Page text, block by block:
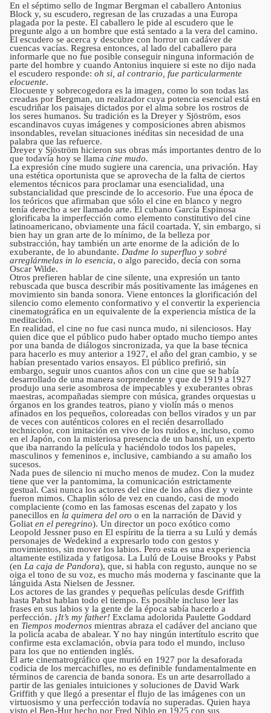
En el séptimo sello de Ingmar Bergman el caballero Antonius
Block y, su escudero, regresan de las cruzadas a una Europa
plagada por la peste. El caballero le pide al escudero que le
pregunte algo a un hombre que está sentado a la vera del camino.
El escudero se acerca y descubre con horror un cadáver de
cuencas vacías. Regresa entonces, al lado del caballero para
informarle que no fue posible conseguir ninguna información de
parte del hombre y cuando Antonius inquiere si este no dijo nada
el escudero responde: oh si, al contrario, fue particularmente
elocuente.
Elocuente y sobrecogedora es la imagen, como lo son todas las
creadas por Bergman, un realizador cuya potencia esencial está en
escudriñar los paisajes dictados por el alma sobre los rostros de
los seres humanos. Su tradición es la Dreyer y Sjöström, esos
escandinavos cuyas imágenes y composiciones abren abismos
insondables, revelan situaciones inéditas sin necesidad de una
palabra que las refuerce.
Dreyer y Sjöström hicieron sus obras más importantes dentro de lo
que todavía hoy se llama cine mudo.
La expresión cine mudo sugiere una carencia, una privación. Hay
una estética oportunista que se aprovecha de la falta de ciertos
elementos técnicos para proclamar una esencialidad, una
substancialidad que prescinde de lo accesorio. Fue una época de
los teóricos que afirmaban que sólo el cine en blanco y negro
tenía derecho a ser llamado arte. El cubano García Espinosa
glorificaba la imperfección como elemento constitutivo del cine
latinoamericano, obviamente una fácil coartada. Y, sin embargo, si
bien hay un gran arte de lo mínimo, de la belleza por
substracción, hay también un arte enorme de la adición de lo
exuberante, de lo abundante. Dadme lo superfluo y sobré
arreglármelas in lo esencia, o algo parecido, decía con sorna
Oscar Wilde.
Otros prefieren hablar de cine silente, una expresión un tanto
rebuscada que busca describir más positivamente las imágenes en
movimiento sin banda sonora. Viene entonces la glorificación del
silencio como elemento conformativo y el convertir la experiencia
cinematográfica en un equivalente de la experiencia mística de la
meditación.
En realidad, el cine no fue casi nunca mudo, ni silenciosos. Hay
quien dice que el público pudo haber optado mucho tiempo antes
por una banda de diálogos sincronizada, ya que la base técnica
para hacerlo es muy anterior a 1927, el año del gran cambio, y se
habían presentado varios ensayos. El público prefirió, sin
embargo, seguir unos cuantos años con un cine que se había
desarrollado de una manera sorprendente y que de 1919 a 1927
produjo una serie asombrosa de impecables y exuberantes obras
maestras, acompañadas siempre con música, grandes orquestas u
órganos en los grandes teatros, piano y violín más o menos
afinados en los pequeños, coloreadas con bellos virados y un par
de veces con auténticos colores en el recién desarrollado
technicolor, con imitación en vivo de los ruidos e, incluso, como
en el Japón, con la misteriosa presencia de un banshí, un experto
que iba narrando la película y haciéndolo todos los papeles,
masculinos y femeninos e, inclusive, cambiando a su amaño los
sucesos.
Nada pues de silencio ni mucho menos de mudez. Con la mudez
tiene que ver la pantomima, la comunicación estrictamente
gestual. Casi nunca los actores del cine de los años diez y veinte
fueron mimos. Chaplin sólo de vez en cuando, casi de modo
complaciente (como en las famosas escenas del zapato y los
panecillos en la quimera del oro o en la narración de David y
Goliat en el peregrino). Un director un poco exótico como
Leopold Jessner puso en El espíritu de la tierra a su Lulú y demás
personajes de Wedekind a expresarlo todo con gestos y
movimientos, sin mover los labios. Pero esta es una experiencia
altamente estilizada y fatigosa. La Lulú de Louise Brooks y Pabst
(en La caja de Pandora), que, si habla con regusto, aunque no se
oiga el tono de su voz, es mucho más moderna y fascinante que la
lánguida Asta Nielsen de Jessner.
Los actores de las grandes y pequeñas películas desde Griffith
hasta Pabst hablan todo el tiempo. Es posible incluso leer las
frases en sus labios y la gente de la época sabía hacerlo a
perfección. ¡It’s my father! Exclama adolorida Paulette Goddard
en Tiempos modernos mientras abraza el cadáver del anciano que
la policía acaba de abalear. Y no hay ningún intertítulo escrito que
confirme esta exclamación, obvia para todo el mundo, incluso
para los que no entienden inglés.
El arte cinematrográfico que murió en 1927 por la desaforada
codicia de los mercachifles, no es definible fundamentalmente en
términos de carencia de banda sonora. Es un arte desarrollado a
partir de las geniales intuiciones y soluciones de David Wark
Griffith y que llegó a presentar el flujo de las imágenes con un
virtuosismo y una perfección todavía no superadas. Quien haya
visto el Ben-Hur hecho por Fred Niblo en 1925 con sus